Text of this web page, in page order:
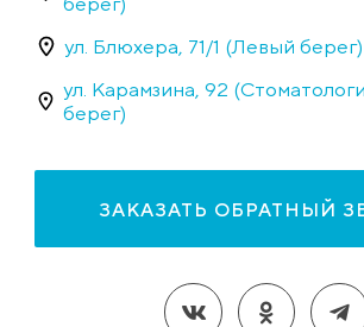
ул. Блюхера, 71/1 (Левый берег)
ул. Карамзина, 92
берег)
ЗАКАЗАТЬ ОБРАТНЫЙ